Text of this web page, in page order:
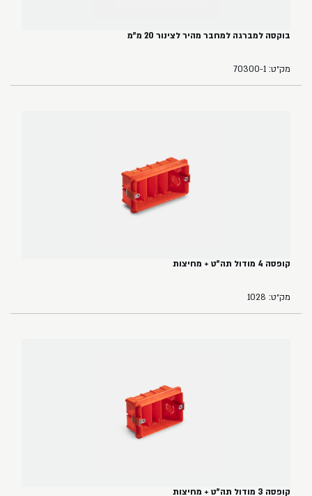
בוקסה למברגה למחבר מהיר לצינור 20 מ"מ
מק״ט: 70300-1
קופסה 4 מודול תה"ט + מחיצות
מק״ט: 1028
קופסה 3 מודול תה"ט + מחיצות